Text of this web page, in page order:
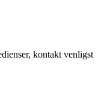
kontakt venligst